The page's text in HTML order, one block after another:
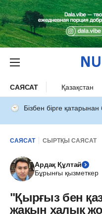
САЯСАТ Қазақстан
Бізбен бірге қатарынан
САЯСАТ СЫРТҚЫ САЯСАТ
Ардақ Құлтай
Бұрынғы қызметкер
"Қырғыз бен
жақын халық